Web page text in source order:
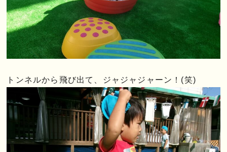
トンネルから飛び出て、ジャジャジャーン！(笑)